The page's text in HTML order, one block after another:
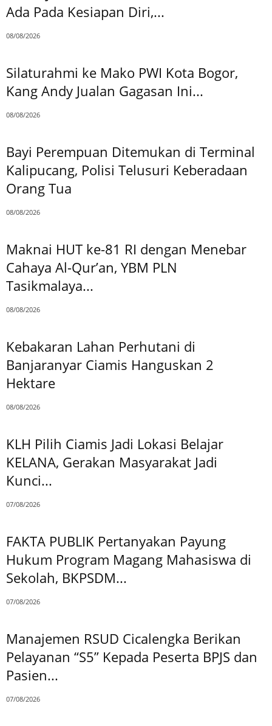
Ada Pada Kesiapan Diri,...
08/08/2026
Silaturahmi ke Mako PWI Kota Bogor,
Kang Andy Jualan Gagasan Ini...
08/08/2026
Bayi Perempuan Ditemukan di Terminal
Kalipucang, Polisi Telusuri Keberadaan
Orang Tua
08/08/2026
Maknai HUT ke-81 RI dengan Menebar
Cahaya Al-Qur’an, YBM PLN
Tasikmalaya...
08/08/2026
Kebakaran Lahan Perhutani di
Banjaranyar Ciamis Hanguskan 2
Hektare
08/08/2026
KLH Pilih Ciamis Jadi Lokasi Belajar
KELANA, Gerakan Masyarakat Jadi
Kunci...
07/08/2026
FAKTA PUBLIK Pertanyakan Payung
Hukum Program Magang Mahasiswa di
Sekolah, BKPSDM...
07/08/2026
Manajemen RSUD Cicalengka Berikan
Pelayanan “S5” Kepada Peserta BPJS dan
Pasien...
07/08/2026